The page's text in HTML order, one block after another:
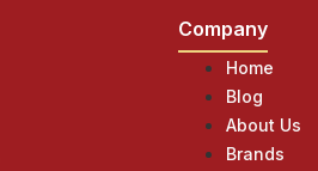
Company
Home
Blog
About Us
Brands